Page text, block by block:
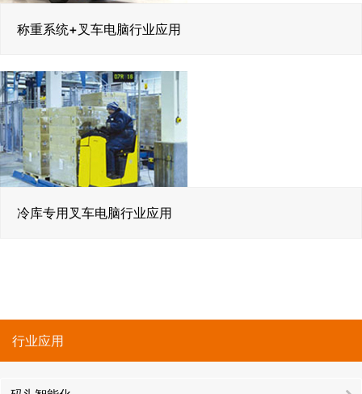
称重系统+叉车电脑行业应用
冷库专用叉车电脑行业应用
行业应用